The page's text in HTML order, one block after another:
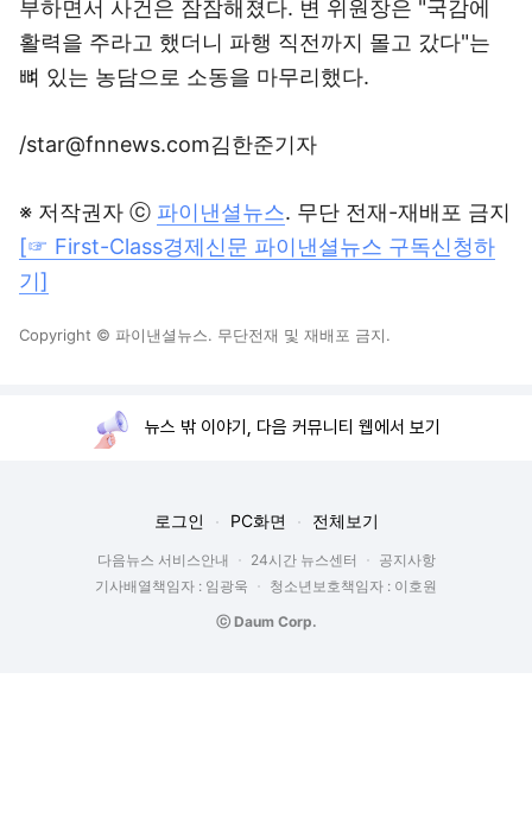
부하면서 사건은 잠잠해졌다. 변 위원장은 "국감에
활력을 주라고 했더니 파행 직전까지 몰고 갔다"는
뼈 있는 농담으로 소동을 마무리했다.
/star@fnnews.com김한준기자
※ 저작권자 ⓒ 파이낸셜뉴스. 무단 전재-재배포 금지
[☞ First-Class경제신문 파이낸셜뉴스 구독신청하
기]
Copyright © 파이낸셜뉴스. 무단전재 및 재배포 금지.
뉴스 밖 이야기, 다음 커뮤니티 웹에서 보기
로그인 PC화면 전체보기
다음뉴스 서비스안내 24시간 뉴스센터
공지사항
기사배열책임자 : 임광욱
청소년보호책임자 : 이호원
ⓒ Daum Corp.